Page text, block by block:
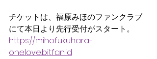
チケットは、福原みほのファンクラブ
にて本日より先⾏受付がスタート。
https://mihofukuhara-
onelove.bitfan.id